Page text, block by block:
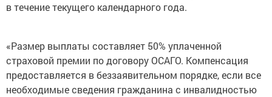
в течение текущего календарного года.
«Размер выплаты составляет 50% уплаченной
страховой премии по договору ОСАГО. Компенсация
предоставляется в беззаявительном порядке, если все
необходимые сведения гражданина с инвалидностью